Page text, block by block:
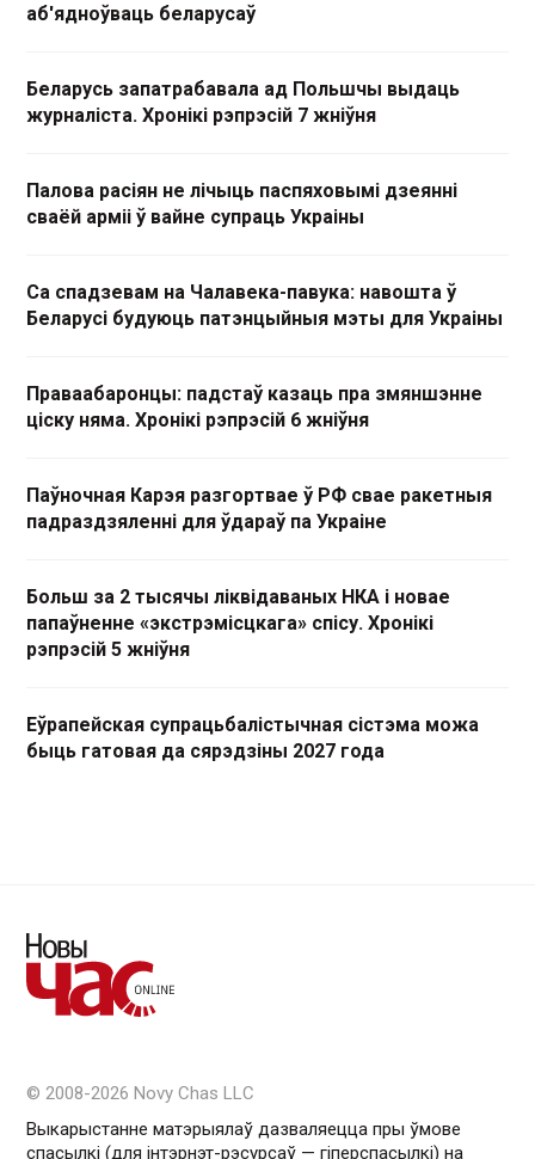
аб'ядноўваць беларусаў
Беларусь запатрабавала ад Польшчы выдаць
журналіста. Хронікі рэпрэсій 7 жніўня
Палова расіян не лічыць паспяховымі дзеянні
сваёй арміі ў вайне супраць Украіны
Са спадзевам на Чалавека-павука: навошта ў
Беларусі будуюць патэнцыйныя мэты для Украіны
Праваабаронцы: падстаў казаць пра змяншэнне
ціску няма. Хронікі рэпрэсій 6 жніўня
Паўночная Карэя разгортвае ў РФ свае ракетныя
падраздзяленні для ўдараў па Украіне
Больш за 2 тысячы ліквідаваных НКА і новае
папаўненне «экстрэмісцкага» спісу. Хронікі
рэпрэсій 5 жніўня
Еўрапейская супрацьбалістычная сістэма можа
быць гатовая да сярэдзіны 2027 года
© 2008-2026 Novy Chas LLC
Выкарыстанне матэрыялаў дазваляецца пры ўмове
спасылкі (для інтэрнэт-рэсурсаў — гiперспасылкi) на